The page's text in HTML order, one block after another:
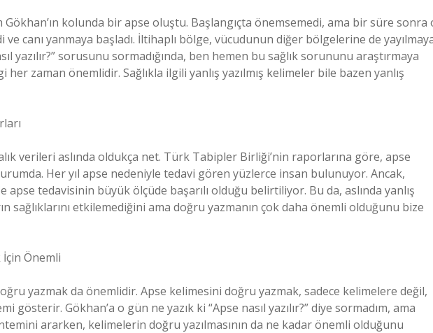
kolunda bir apse oluştu. Başlangıçta önemsemedi, ama bir süre sonra
canı yanmaya başladı. İltihaplı bölge, vücudunun diğer bölgelerine de
yazılır?” sorusunu sormadığında, ben hemen bu sağlık sorununu araştırmaya
her zaman önemlidir. Sağlıkla ilgili yanlış yazılmış kelimeler bile bazen yanlış
verileri aslında oldukça net. Türk Tabipler Birliği’nin raporlarına göre, apse
Her yıl apse nedeniyle tedavi gören yüzlerce insan bulunuyor. Ancak,
apse tedavisinin büyük ölçüde başarılı olduğu belirtiliyor. Bu da, aslında yanlış
sağlıklarını etkilemediğini ama doğru yazmanın çok daha önemli olduğunu bize
İçin Önemli
yazmak da önemlidir. Apse kelimesini doğru yazmak, sadece kelimelere değil,
gösterir. Gökhan’a o gün ne yazık ki “Apse nasıl yazılır?” diye sormadım, ama
ararken, kelimelerin doğru yazılmasının da ne kadar önemli olduğunu